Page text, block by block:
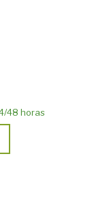
48 horas